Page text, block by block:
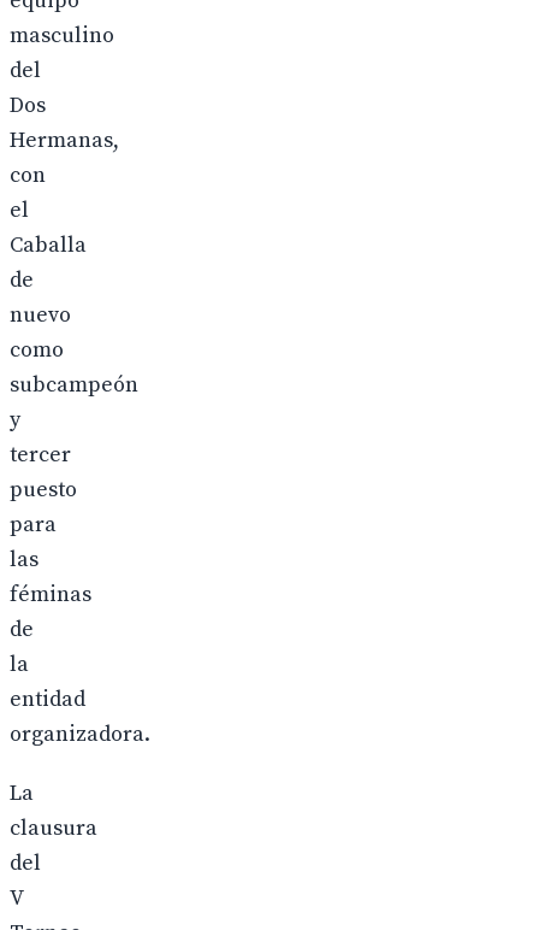
masculino
del
Dos
Hermanas,
con
el
Caballa
de
nuevo
como
subcampeón
y
tercer
puesto
para
las
féminas
de
la
entidad
organizadora.
La
clausura
del
V